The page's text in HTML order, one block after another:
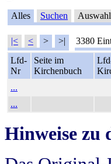
Alles Suchen Auswahl
|< < > >| 3380
Lfd-
Nr
Seite im
Kirchenbuch
...
...
Hinweise zu